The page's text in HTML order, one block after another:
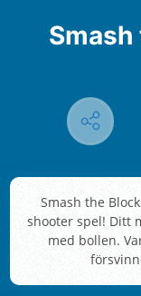
Smash the
shooter spel! Ditt
med bollen.